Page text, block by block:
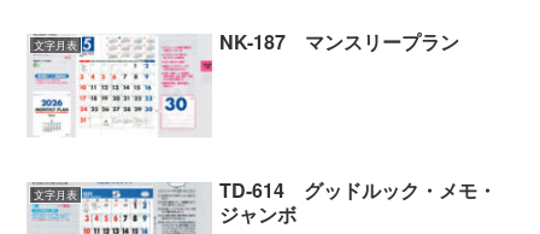
文字月表 NK-187 マンスリープラン
文字月表
TD-614 グッドルック・メモ・
ジャンボ